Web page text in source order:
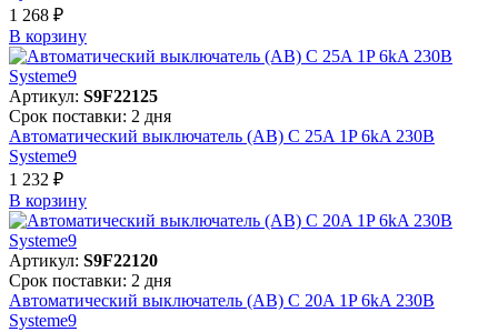
1 268 ₽
В корзинy
Артикул: S9F22125
Срок поставки: 2 дня
Автоматический выключатель (АВ) C 25A 1P 6kA 230В
Systeme9
1 232 ₽
В корзинy
Артикул: S9F22120
Срок поставки: 2 дня
Автоматический выключатель (АВ) C 20A 1P 6kA 230В
Systeme9